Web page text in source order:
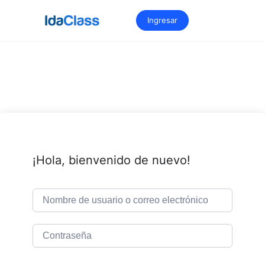
Ingresar
¡Hola, bienvenido de nuevo!